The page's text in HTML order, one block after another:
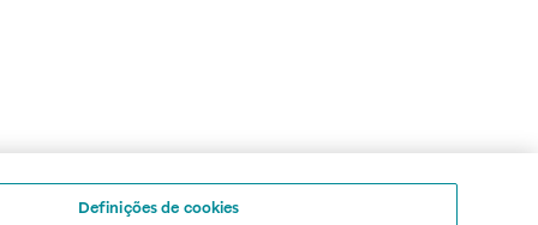
Definições de cookies